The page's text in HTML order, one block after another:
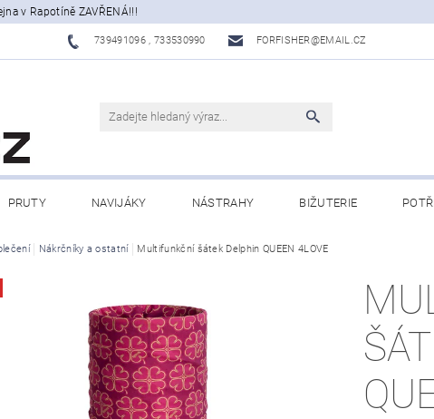
v Rapotíně ZAVŘENÁ!!!
739491096 , 733530990 FORFISHER@EMAIL.CZ
PRUTY NAVIJÁKY NÁSTRAHY BIŽUTERIE
ECHOLOTY OBLEČENÍ CAMPING
Nákrčníky a ostatní Multifunkční šátek Delphin QUEEN 4LOVE